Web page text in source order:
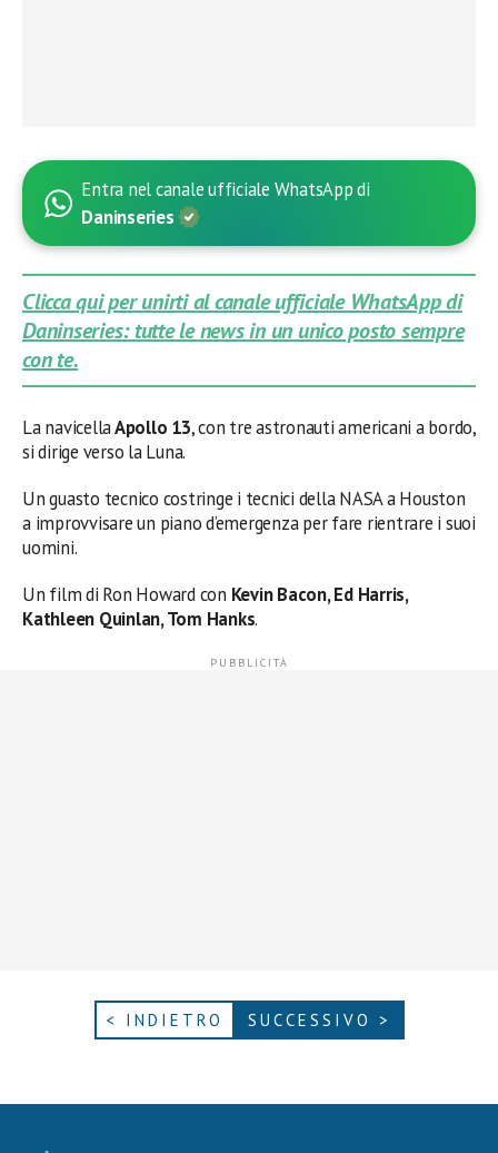
Entra nel canale ufficiale WhatsApp di
Daninseries
Clicca qui per unirti al canale ufficiale WhatsApp di
Daninseries: tutte le news in un unico posto sempre
con te.
La navicellaApollo 13, con tre astronauti americani a bordo,
si dirige verso la Luna.
Un guasto tecnico costringe i tecnici della NASA a Houston
a improvvisare un piano d’emergenza per fare rientrare i suoi
uomini.
Un film di Ron Howard con Kevin Bacon, Ed Harris,
Kathleen Quinlan, Tom Hanks.
< INDIETRO SUCCESSIVO >